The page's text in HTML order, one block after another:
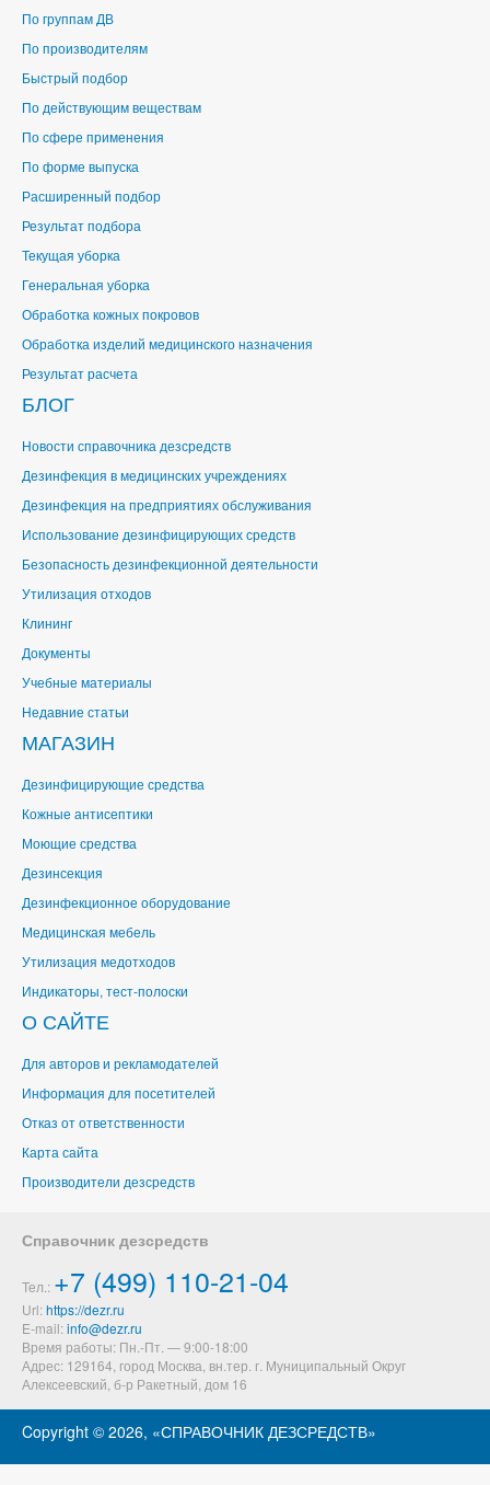
По группам ДВ
По производителям
Быстрый подбор
По действующим веществам
По сфере применения
По форме выпуска
Расширенный подбор
Результат подбора
Текущая уборка
Генеральная уборка
Обработка кожных покровов
Обработка изделий медицинского назначения
Результат расчета
БЛОГ
Новости справочника дезсредств
Дезинфекция в медицинских учреждениях
Дезинфекция на предприятиях обслуживания
Использование дезинфицирующих средств
Безопасность дезинфекционной деятельности
Утилизация отходов
Клининг
Документы
Учебные материалы
Недавние статьи
МАГАЗИН
Дезинфицирующие средства
Кожные антисептики
Моющие средства
Дезинсекция
Дезинфекционное оборудование
Медицинская мебель
Утилизация медотходов
Индикаторы, тест-полоски
О САЙТЕ
Для авторов и рекламодателей
Информация для посетителей
Отказ от ответственности
Карта сайта
Производители дезсредств
Справочник дезсредств
Тел.: +7 (499) 110-21-04
Url: https://dezr.ru
E-mail:
Время работы: Пн.-Пт. — 9:00-18:00
Адрес: 129164, город Москва, вн.тер. г. Муниципальный Округ
Алексеевский б-р Ракетный, дом 16
Copyright © 2026, «СПРАВОЧНИК ДЕЗСРЕДСТВ»